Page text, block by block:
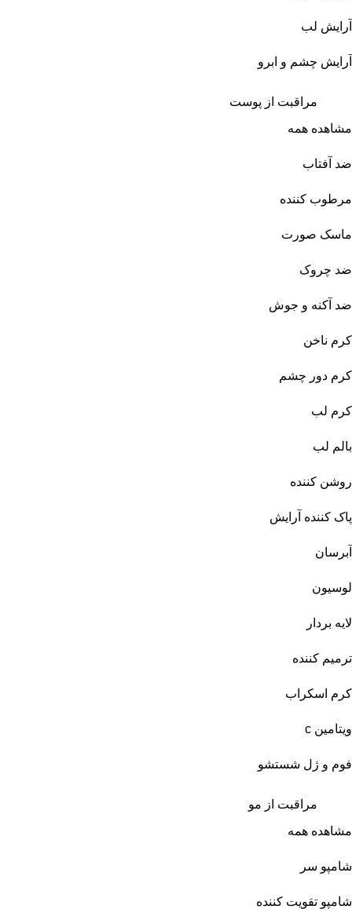
آرایش لب
آرایش چشم و ابرو
مراقبت از پوست
مشاهده همه
ضد آفتاب
مرطوب کننده
ماسک صورت
ضد چروک
ضد آکنه و جوش
کرم ناخن
کرم دور چشم
کرم لب
بالم لب
روشن کننده
پاک کننده آرایش
آبرسان
لوسیون
لایه بردار
ترمیم کننده
کرم اسکراب
ویتامین c
فوم و ژل شستشو
مراقبت از مو
مشاهده همه
شامپو سر
شامپو تقویت کننده